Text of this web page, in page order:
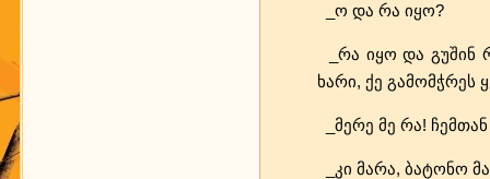
_ო და რა იყო?
_რა იყო და გუშინ
ხარი, ქე გამომჭრეს
_მერე მე რა!
_კი მარა, ბატონო